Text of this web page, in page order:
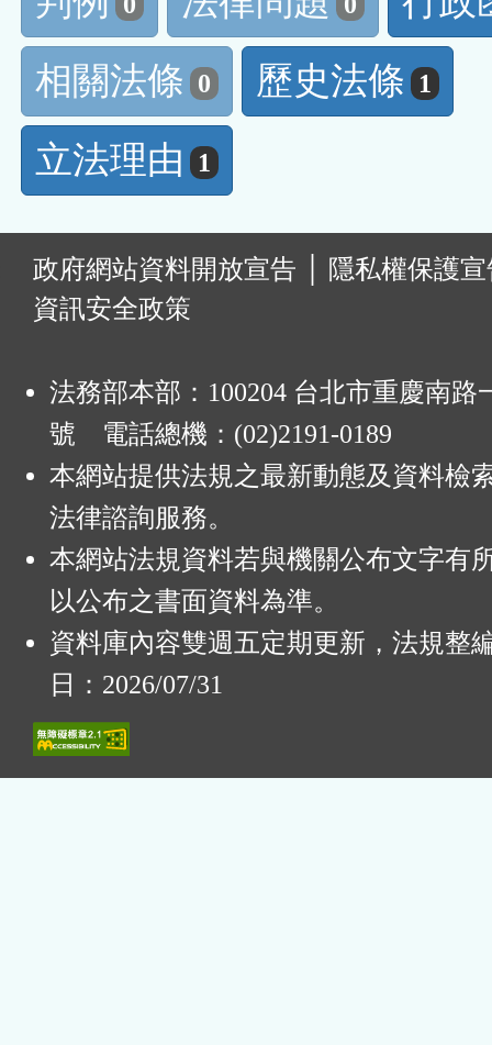
相關法條 0 歷史法條 1
立法理由 1
政府網站資料開放宣告
隱私權保護
資訊安全政策
法務部本部：100204 台北市重慶南路
號 電話總機：(02)2191-0189
本網站提供法規之最新動態及資料檢
法律諮詢服務。
本網站法規資料若與機關公布文字有
以公布之書面資料為準。
資料庫內容雙週五定期更新，法規整
日：2026/07/31